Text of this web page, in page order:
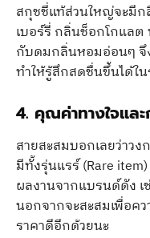
สกุชชี่แท้ส่วนใหญ่จะมีก
เบอร์รี่ กลิ่นช็อกโกแล
กับดมกลิ่นหอมอ่อนๆ จึ
ทำให้รู้สึกสดชื่นขึ้นได้ใน
4. คุณค่าทางใจและ
สายสะสมบอกเลยว่าวง
มีทั้งรุ่นแรร์ (Rare
ผลงานจากแบรนด์ดัง เ
นอกจากจะสะสมเพื่อค
ราคาดีอีกด้วยนะ